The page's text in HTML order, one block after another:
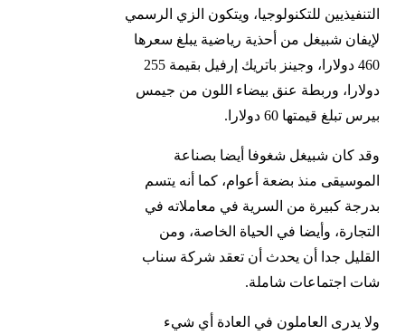
التنفيذيين للتكنولوجيا، ويتكون الزي الرسمي
لإيفان شبيغل من أحذية رياضية يبلغ سعرها
460 دولارا، وجينز باتريك إرفيل بقيمة 255
دولارا، وربطة عنق بيضاء اللون من جيمس
بيرس تبلغ قيمتها 60 دولارا.
وقد كان شبيغل شغوفا أيضا بصناعة
الموسيقى منذ بضعة أعوام، كما أنه يتسم
بدرجة كبيرة من السرية في معاملاته في
التجارة، وأيضا في الحياة الخاصة، ومن
القليل جدا أن يحدث أن تعقد شركة سناب
شات اجتماعات شاملة.
ولا يدرى العاملون في العادة أي شيء